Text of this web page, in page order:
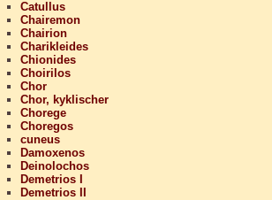
Catullus
Chairemon
Chairion
Charikleides
Chionides
Choirilos
Chor
Chor, kyklischer
Chorege
Choregos
cuneus
Damoxenos
Deinolochos
Demetrios I
Demetrios II